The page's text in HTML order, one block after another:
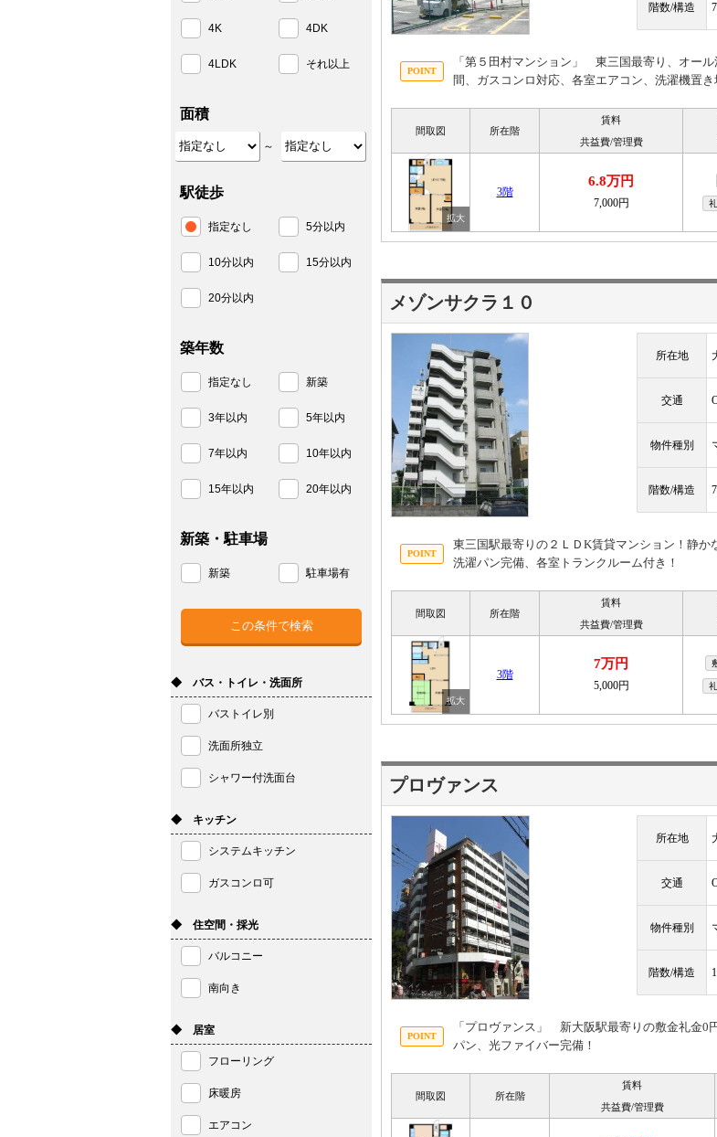
階数/構造
「第５田村マンション」 東三国最寄り、オー
間、ガスコンロ対応、各室エアコン、洗濯機置き
間取図 所在階
賃料
共益費/管理費
3階
6.8万円
7,000円 礼
メゾンサクラ１０
所在地
交通
物件種別
階数/構造
東三国駅最寄りの２ＬＤK賃貸マンション！静
洗濯パン完備、各室トランクルーム付き！
間取図 所在階
賃料
共益費/管理費
3階
7万円
5,000円 礼
プロヴァンス
所在地
交通
物件種別
階数/構造
「プロヴァンス」 新大阪駅最寄りの敷金礼金0
パン、光ファイバー完備！
間取図 所在階
賃料
共益費/管理費
4K 4DK
4LDK それ以上
面積
～
駅徒歩
指定なし 5分以内
10分以内 15分以内
20分以内
築年数
指定なし 新築
3年以内 5年以内
7年以内 10年以内
15年以内 20年以内
新築・駐車場
新築 駐車場有
◆ バス・トイレ・洗面所
バストイレ別
洗面所独立
シャワー付洗面台
◆ キッチン
システムキッチン
ガスコンロ可
◆ 住空間・採光
バルコニー
南向き
◆ 居室
フローリング
床暖房
エアコン